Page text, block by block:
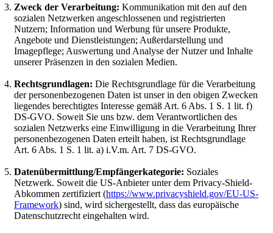
Zweck der Verarbeitung: Kommunikation mit den auf den
sozialen Netzwerken angeschlossenen und registrierten
Nutzern; Information und Werbung für unsere Produkte,
Angebote und Dienstleistungen; Außerdarstellung und
Imagepflege; Auswertung und Analyse der Nutzer und Inhalte
unserer Präsenzen in den sozialen Medien.
Rechtsgrundlagen: Die Rechtsgrundlage für die Verarbeitung
der personenbezogenen Daten ist unser in den obigen Zwecken
liegendes berechtigtes Interesse gemäß Art. 6 Abs. 1 S. 1 lit. f)
DS-GVO. Soweit Sie uns bzw. dem Verantwortlichen des
sozialen Netzwerks eine Einwilligung in die Verarbeitung Ihrer
personenbezogenen Daten erteilt haben, ist Rechtsgrundlage
Art. 6 Abs. 1 S. 1 lit. a) i.V.m. Art. 7 DS-GVO.
Datenübermittlung/Empfängerkategorie: Soziales
Netzwerk. Soweit die US-Anbieter unter dem Privacy-Shield-
Abkommen zertifiziert (https://www.privacyshield.gov/EU-US-
Framework) sind, wird sichergestellt, dass das europäische
Datenschutzrecht eingehalten wird.